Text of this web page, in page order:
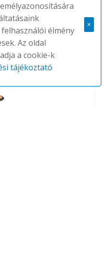
(66DB)166,600-166,600 FT.
élmény
Az oldal
a cookie-k
tájékoztató
×